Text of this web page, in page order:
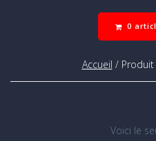
0
Accueil / Produit
Voici le